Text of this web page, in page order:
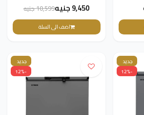
9,450 جنيه 10,599 جنيه
اضف الى السلة
جديد
-12%
جديد
-12%